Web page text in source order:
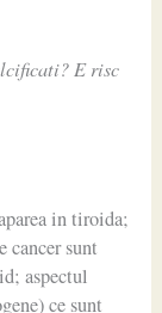
E risc
in tiroida;
cancer sunt
aspectul
ce sunt